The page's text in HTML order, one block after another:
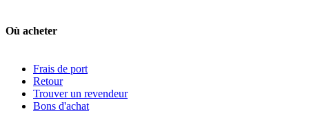
Où acheter
Frais de port
Retour
Trouver un revendeur
Bons d'achat